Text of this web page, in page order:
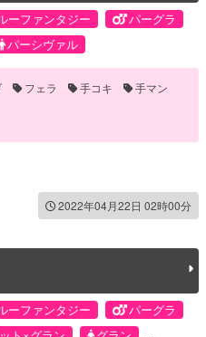
ーファンタジー
パーグラ
パーシヴァル
フェラ 手コキ
手マン
2022年04月22日 02時00分
ーファンタジー
パーグラ